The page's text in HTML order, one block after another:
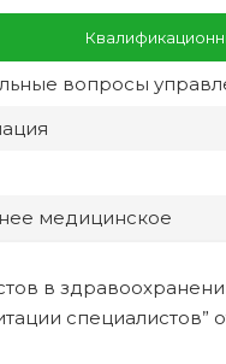
вопросы
медицинское
в
специалистов”